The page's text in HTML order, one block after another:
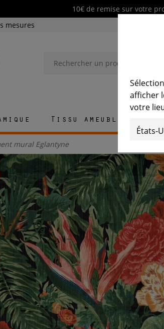
10€ de remise sur votre
mesures
Tissu ameublement
mural Eglantyne
afficher
votre